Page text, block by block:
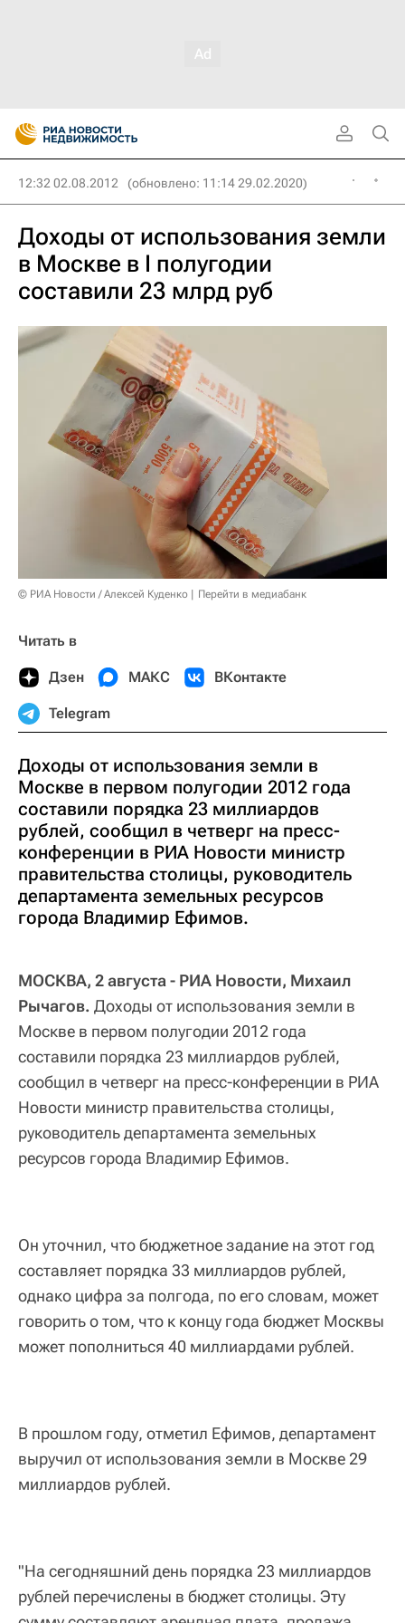
12:32 02.08.2012 (обновлено: 11:14 29.02.2020)
Доходы от использования земли
в Москве в I полугодии
составили 23 млрд руб
© РИА Новости / Алексей Куденко Перейти в медиабанк
Читать в
Дзен МАКС ВКонтакте
Telegram
Доходы от использования земли в
Москве в первом полугодии 2012 года
составили порядка 23 миллиардов
рублей, сообщил в четверг на пресс-
конференции в РИА Новости министр
правительства столицы, руководитель
департамента земельных ресурсов
города Владимир Ефимов.
МОСКВА, 2 августа - РИА Новости, Михаил
Рычагов. Доходы от использования земли в
Москве в первом полугодии 2012 года
составили порядка 23 миллиардов рублей,
сообщил в четверг на пресс-конференции в РИА
Новости министр правительства столицы,
руководитель департамента земельных
ресурсов города Владимир Ефимов.
Он уточнил, что бюджетное задание на этот год
составляет порядка 33 миллиардов рублей,
однако цифра за полгода, по его словам, может
говорить о том, что к концу года бюджет Москвы
может пополниться 40 миллиардами рублей.
В прошлом году, отметил Ефимов, департамент
выручил от использования земли в Москве 29
миллиардов рублей.
"На сегодняшний день порядка 23 миллиардов
рублей перечислены в бюджет столицы. Эту